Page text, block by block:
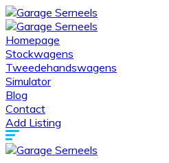
Homepage
Stockwagens
Tweedehandswagens
Simulator
Blog
Contact
Add Listing